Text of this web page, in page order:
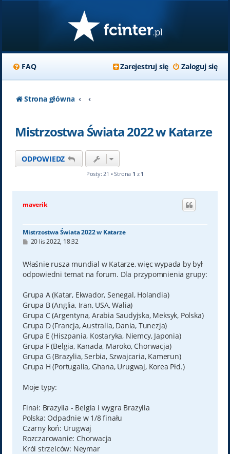
FAQ Zaloguj się
Zarejestruj się
Strona główna
Mistrzostwa Świata 2022 w Katarze
ODPOWIEDZ
Posty: 21 • Strona 1 z 1
maverik
Mistrzostwa Świata 2022 w Katarze
P
t
20 lis 2022, 18:32
Właśnie rusza mundial w Katarze, więc wypada by był
odpowiedni temat na forum. Dla przypomnienia grupy:
Grupa A (Katar, Ekwador, Senegal, Holandia)
Grupa B (Anglia, Iran, USA, Walia)
Grupa C (Argentyna, Arabia Saudyjska, Meksyk, Polska)
Grupa D (Francja, Australia, Dania, Tunezja)
Grupa E (Hiszpania, Kostaryka, Niemcy, Japonia)
Grupa F (Belgia, Kanada, Maroko, Chorwacja)
Grupa G (Brazylia, Serbia, Szwajcaria, Kamerun)
Grupa H (Portugalia, Ghana, Urugwaj, Korea Płd.)
Moje typy:
Finał: Brazylia - Belgia i wygra Brazylia
Polska: Odpadnie w 1/8 finału
Czarny koń: Urugwaj
Rozczarowanie: Chorwacja
Król strzelców: Neymar